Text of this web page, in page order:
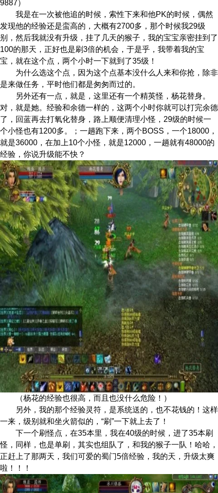
9887）
我是在一次被他追的时候，索性下来和他PK的时候，偶然
发现他的经验还是蛮高的，大概有2700多，那个时候我29级
别，然后我就没有升级，挂了几天的猴子，我的宝宝亲密挂到了
100的那天， 正好也是刷3倍的机会，于是乎，我带着我的宝
宝，就在这个点，两个小时一下就到了35级！
为什么选这个点，因为这个点基本没什么人来和你抢，除非
是来做任务 ，平时他们都是匆匆而过的。
另外还有一点，就是，这里还有一个精英怪，杨花替身。
对，就是她。经验和余德一样的，这两个小时你就可以打完余德
了，回蓝再去打氧化替身，路上顺便清理小怪，29级的时候一
个小怪也有1200多。；一趟跑下来，两个BOSS，一个18000，
就是36000，在加上10个小怪，就是12000，一趟就有48000的
经验，你说升级能不快？
（杨花的经验也很高，而 且也没什么危险！）
另外，我的那个经验灵符，是系统送的 ，也不花钱的！这样
一来，级别就和坐火箭似的，“刷”一下就上去了！
下一个刷怪点，在35本里，我在40级的时候，进了35本刷
怪，同样，也是单刷，其实也组队了，和我的猴子一队！哈哈，
正赶上了那两天，我们可爱的蜀门5倍经验，我的天，升级太爽
啦！！！